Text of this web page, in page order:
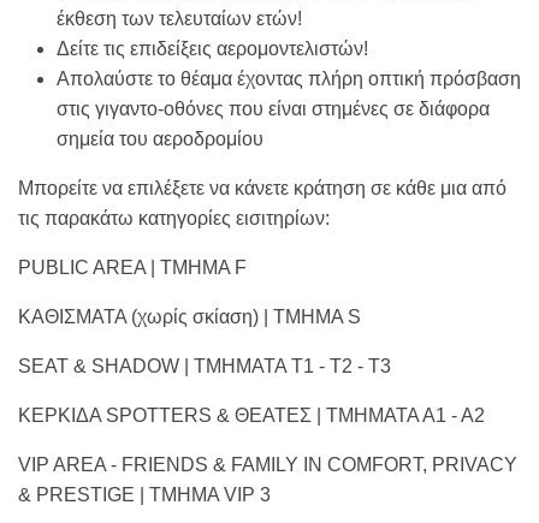
έκθεση των τελευταίων ετών!
Δείτε τις επιδείξεις αερομοντελιστών!
Απολαύστε το θέαμα έχοντας πλήρη οπτική πρόσβαση
στις γιγαντο-οθόνες που είναι στημένες σε διάφορα
σημεία του αεροδρομίου
Μπορείτε να επιλέξετε να κάνετε κράτηση σε κάθε μια από
τις παρακάτω κατηγορίες εισιτηρίων:
PUBLIC AREA | TMHMA F
ΚΑΘΙΣΜΑΤΑ (χωρίς σκίαση) | ΤΜΗΜΑ S
SEAT & SHADOW | TMHMATA T1 - T2 - T3
ΚΕΡΚΙΔΑ SPOTTERS & ΘΕΑΤΕΣ | ΤΜΗΜΑΤΑ Α1 - Α2
VIP AREA - FRIENDS & FAMILY IN COMFORT, PRIVACY
& PRESTIGE | TMHMA VIP 3